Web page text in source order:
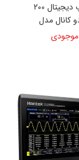
اسیلوسکوپ دیجیتال 200
کانال مدل
GDS-
موجودی